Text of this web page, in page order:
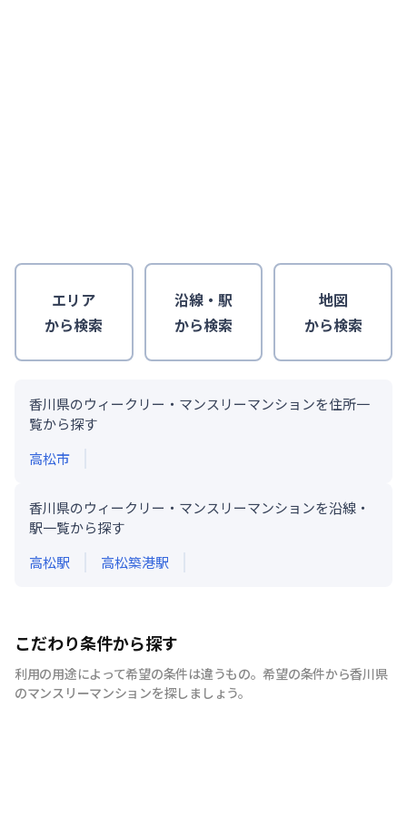
エリア
から検索
沿線・駅
から検索
地図
から検索
香川県のウィークリー・マンスリーマンションを住所一
覧から探す
高松市
香川県のウィークリー・マンスリーマンションを沿線・
駅一覧から探す
高松駅 高松築港駅
こだわり条件から探す
利用の用途によって希望の条件は違うもの。希望の条件から香川県
のマンスリーマンションを探しましょう。